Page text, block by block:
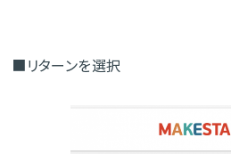
■リターンを選択